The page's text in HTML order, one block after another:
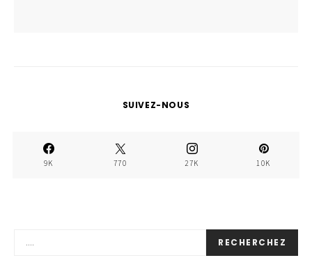
SUIVEZ-NOUS
9K 770 27K 10K
RECHERCHEZ